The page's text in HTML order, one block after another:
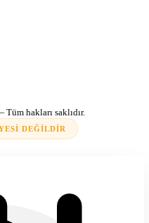
hakları saklıdır.
DEĞILDIR